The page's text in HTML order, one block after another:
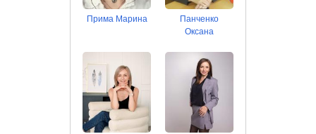
Прима Марина
Панченко
Оксана